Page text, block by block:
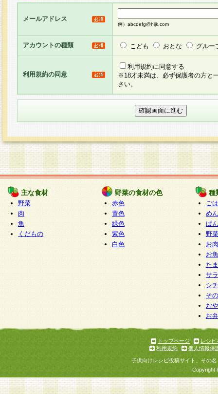
し、その結果を当社が集計・分析その他の利用を
るものです。なお、本サービスは、それぞれの目
員に対して本サービスの依頼を行うこともあり、
た全ての会員に対して本サービスの依頼をすると
りま す。
3.当社は、会員の事前の承諾を得ることなく、当
方 法・手段にて、本規約を任意に制定、変更ま
きるものとします。改定後の本規約等は、本規約
に掲示したときに、その 他の諸規定については
てその効力を生じるものとします。
4.本規約は、会員登録希望者による会員登録手続
の当社による会員登録の承認が完了した時点で会
たものとみなされ、会員に対して適用されるもの
5.当社がお聞きする個人情報は、すべて会員登録
で提 供いただいたものと考えております。従っ
自らの個人情報の提供を希望されない場合には、
をお預かりいたしません が、提供されないこと
商品やサービス等をご利用いただけない場合があ
了承ください。
6.当社は、お客様から当社が保有している個人情
加・ 利用停止等を求められた場合には、ご本人
て確認できた場合に限り、法令に準拠して合理的
いただきます。なお、開示 請求等の請求先は個
ります。
1.会員とは、本規約等を承諾のうえ、当社所定の
了し、当社が承認した者、グループとします。な
が以下に該当する場合は会員登録をすることがで
メールアドレス
例）abcdefg@hijk.com
アカウントの種類 こども おとな グルー
利用規約の同意
利用規約に同意する
※18才未満は、必ず保護者の方と
さい。
主な食材
野菜
肉
魚
くだもの
野菜の食材の色
赤色
黄色
緑色
紫色
白色
種
ご
めん
ぱん
野
お
お
た
サ
シ
そ
お
お
トップページ
レシピ
利用規約
個人情報保
子供向けレシピ投稿サイト、その
Copyright